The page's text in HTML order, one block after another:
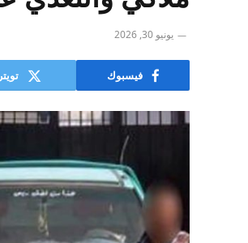
يونيو 30, 2026
فيسبوك تويتر